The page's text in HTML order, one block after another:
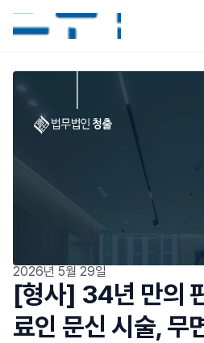
2026년 5월 29일
[형사] 34년 만의
료인 문신 시술, 무